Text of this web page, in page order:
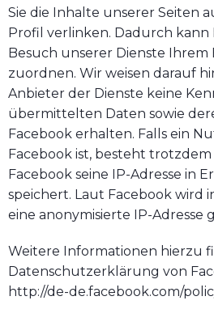
Sie die Inhalte unserer Seiten
Profil verlinken. Dadurch kann
Besuch unserer Dienste
zuordnen. Wir weisen darauf
Anbieter der Dienste keine
übermittelten Daten sowie
Facebook erhalten. Falls ein
Facebook ist, besteht trotzdem
Facebook seine IP-Adresse in
speichert. Laut Facebook wird
eine anonymisierte IP-Adresse
Weitere Informationen hierzu
Datenschutzerklärung von
http://de-de.facebook.com/